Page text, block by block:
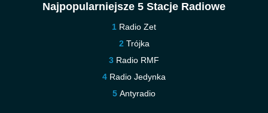
Najpopularniejsze 5 Stacje Radiowe
Radio Zet
Trójka
Radio RMF
Radio Jedynka
Antyradio